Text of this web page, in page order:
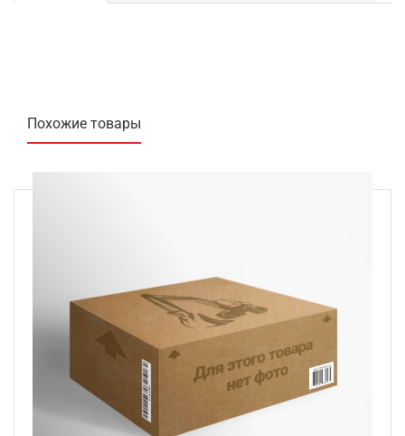
Похожие товары